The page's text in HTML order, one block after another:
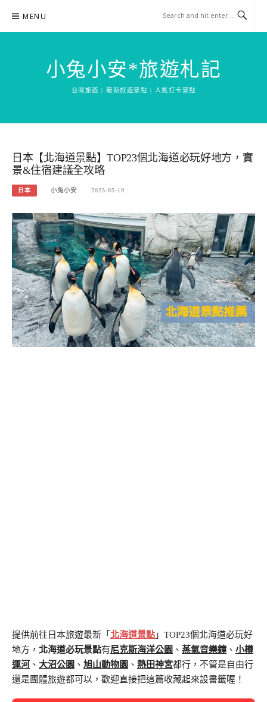
content
MENU
小兔小安*旅遊札記
台灣旅遊 | 最新旅遊景點 | 人氣打卡景點
日本【北海道景點】TOP23個北海道必玩好地方，實
景&住宿建議全攻略
日本 小兔小安 2025-05-19
提供前往日本旅遊最新「 北海道景點 」TOP23個北海道必玩好
地方， 北海道必玩景點有尼克斯海洋公園 、 蒸氣音樂鐘、 小樽
運河 、 大沼公園 、 旭山動物園 、 熱田神宮都行，不管是自由行
還是團體旅遊都可以，歡迎直接把這篇收藏起來設書籤喔！